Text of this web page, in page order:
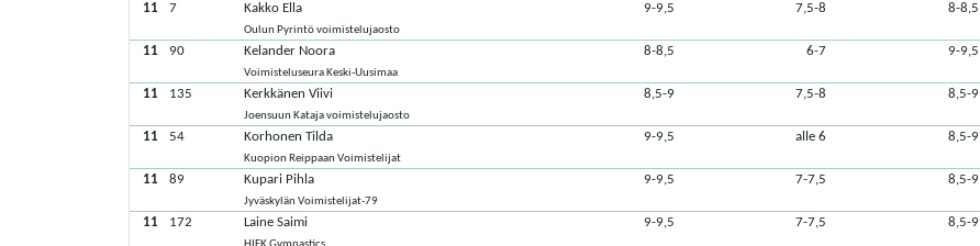
11 7 Kakko Ella
Oulun Pyrintö voimistelujaosto
9-9,5 7,5-8 8-8,5
11 90 Kelander Noora
Voimisteluseura Keski-Uusimaa
8-8,5 6-7 9-9,5
11 135 Kerkkänen Viivi
Joensuun Kataja voimistelujaosto
8,5-9 7,5-8 8,5-9
11 54 Korhonen Tilda
Kuopion Reippaan Voimistelijat
9-9,5 alle 6 8,5-9
11 89 Kupari Pihla
Jyväskylän Voimistelijat-79
9-9,5 7-7,5 8,5-9
11 172 Laine Saimi 9-9,5 7-7,5 8,5-9